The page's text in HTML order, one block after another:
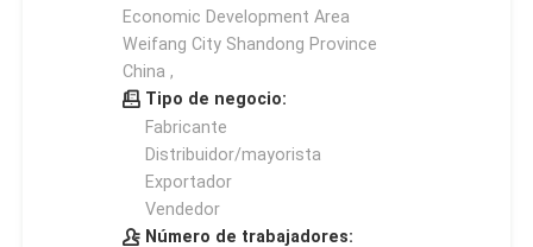
Economic Development Area
Weifang City Shandong Province
China ,
Tipo de negocio:
Fabricante
Distribuidor/mayorista
Exportador
Vendedor
Número de trabajadores: